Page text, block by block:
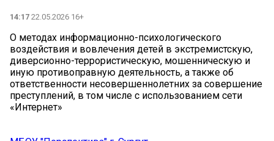
14:17 22.05.2026 16+
О методах информационно-психологического
воздействия и вовлечения детей в экстремистскую,
диверсионно-террористическую, мошенническую и
иную противоправную деятельность, а также об
ответственности несовершеннолетних за совершение
преступлений, в том числе с использованием сети
«Интернет»